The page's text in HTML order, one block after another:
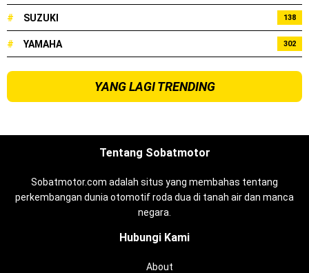
# SUZUKI 138
# YAMAHA 302
YANG LAGI TRENDING
Tentang Sobatmotor
Sobatmotor.com adalah situs yang membahas tentang
perkembangan dunia otomotif roda dua di tanah air dan manca
negara.
Hubungi Kami
About